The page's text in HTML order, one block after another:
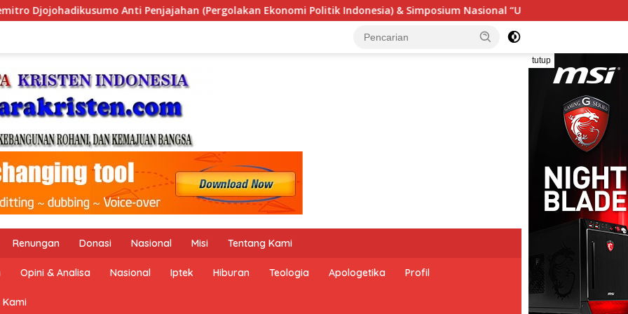
Ekonomi Politik Indonesia) & Simposium Nasional “Urgensi Undang-Undang Perekonomian Nasional dan Kesejahteraan
tutup
Renungan Donasi Nasional Misi Tentang Kami
Opini & Analisa Nasional Iptek Hiburan Teologia Apologetika Profil
Kami